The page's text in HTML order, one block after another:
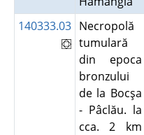
140333.03 Necropolă
tumulară
din epoca
bronzului
de la Bocşa
- Pâclău. la
cca. 2 km